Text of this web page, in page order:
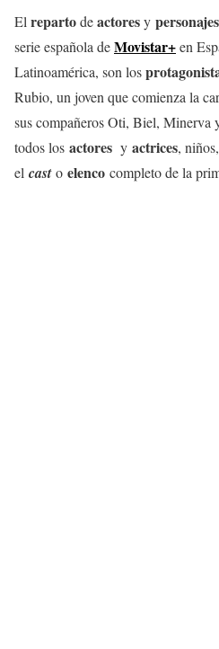
El repartodeactoresy personajes
serie española deMovistar+en
Latinoamérica, son los
Rubio, un joven que comienza la
sus compañeros Oti, Biel,
todos los actores y actrices,
el casto elenco completo de la